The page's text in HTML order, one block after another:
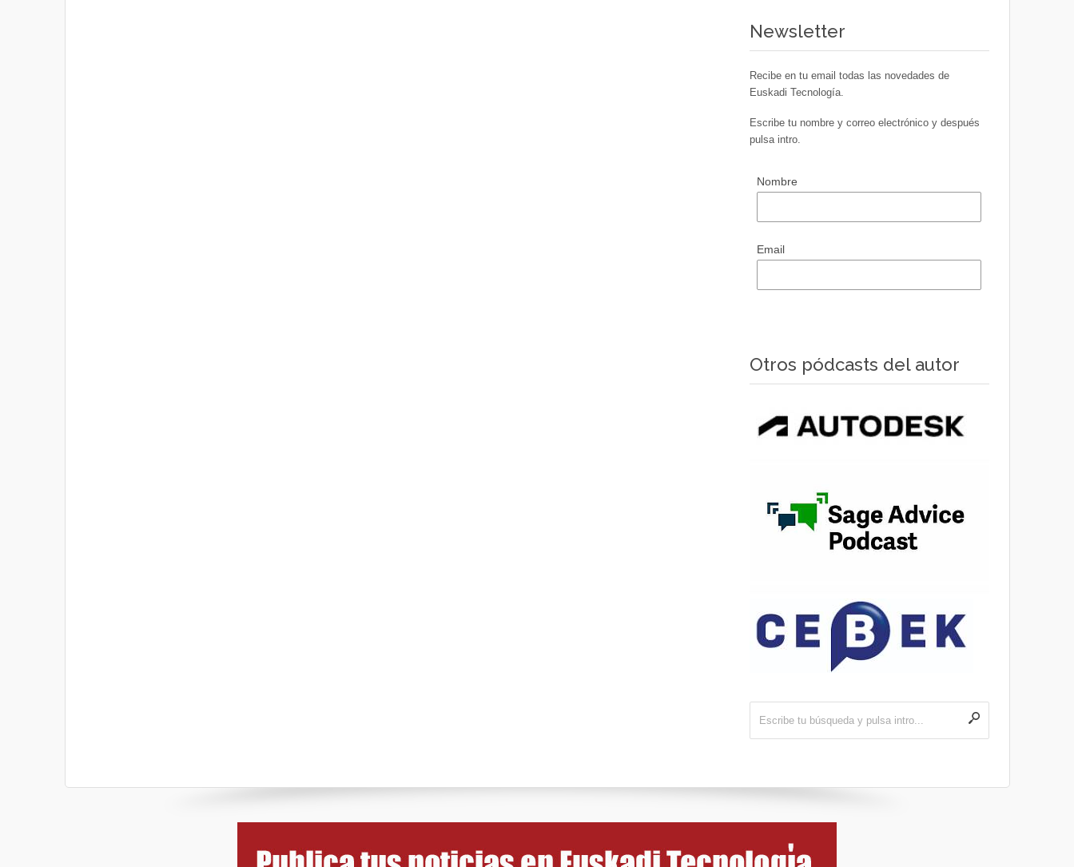
Newsletter
Recibe en tu email todas las novedades de
Euskadi Tecnología.
Escribe tu nombre y correo electrónico y después
pulsa intro.
Nombre
Email
Otros pódcasts del autor